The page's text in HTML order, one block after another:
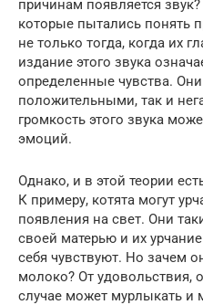
причинам появляется
которые пытались понять
не только тогда, когда их
издание этого звука
определенные чувства.
положительными, так и
громкость этого звука
эмоций.
Однако, и в этой теории
К примеру, котята могут
появления на свет. Они
своей матерью и их
себя чувствуют. Но зачем
молоко? От удовольствия,
случае может мурлыкать и